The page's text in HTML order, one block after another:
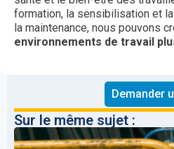
formation, la sensibilisation et
la maintenance, nous pouvons
environnements de travail
Demander
Sur le même sujet :